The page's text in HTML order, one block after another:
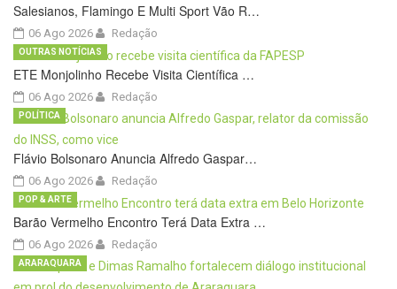
Salesianos, Flamingo E Multi Sport Vão R…
06 Ago 2026 Redação
ETE Monjolinho Recebe Visita Científica …
06 Ago 2026
OUTRAS NOTÍCIAS
Redação
Flávio Bolsonaro Anuncia Alfredo Gaspar…
06 Ago 2026
POLÍTICA
Redação
Barão Vermelho Encontro Terá Data Extra …
06 Ago 2026
POP & ARTE
Redação
ARARAQUARA